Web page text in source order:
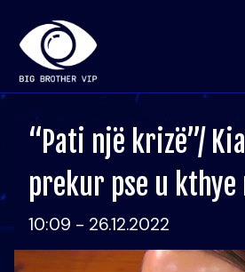
“Pati një krizë”/
prekur pse u kthye
10:09 - 26.12.2022